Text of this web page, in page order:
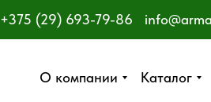
О компании Каталог
+375 (29) 693-79-86
О компании Каталог
ЗАКАЗАТЬ ЗВОНОК